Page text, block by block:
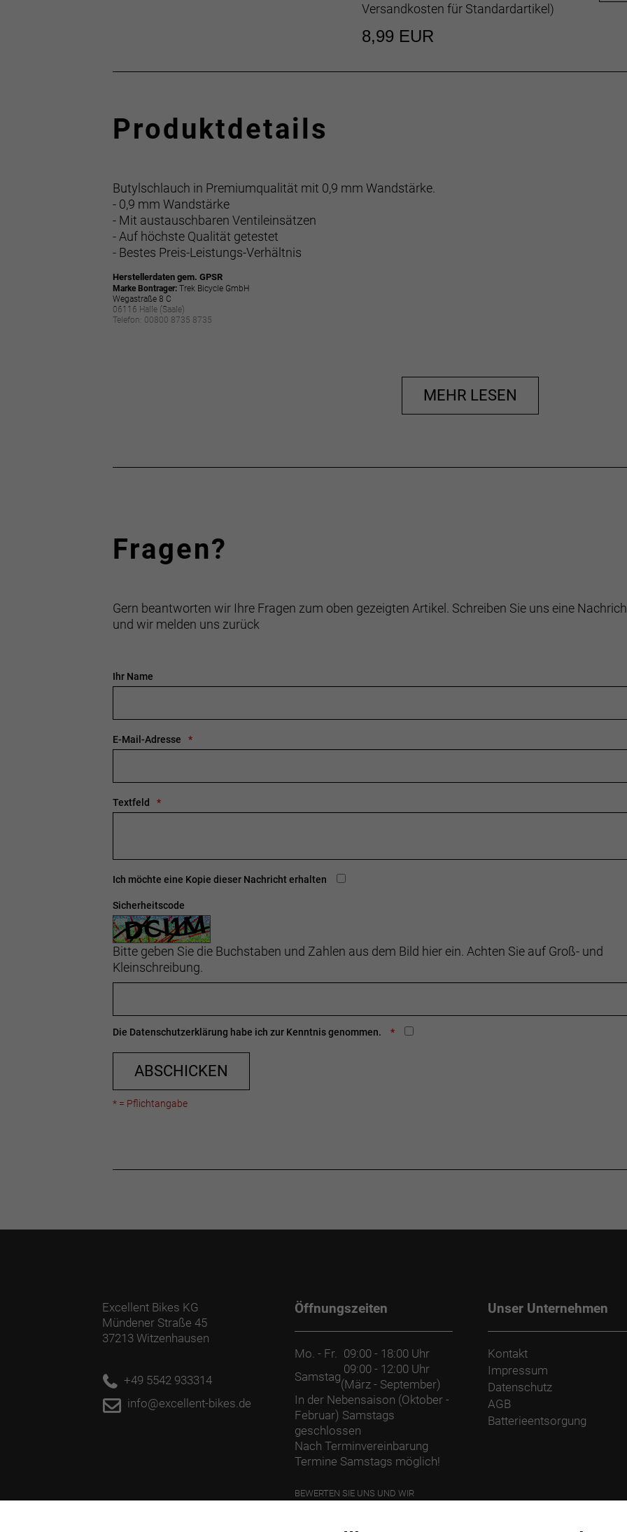
Versandkosten für Standardartikel)
8,99 EUR
Produktdetails
Butylschlauch in Premiumqualität mit 0,9 mm Wandstärke.
- 0,9 mm Wandstärke
- Mit austauschbaren Ventileinsätzen
- Auf höchste Qualität getestet
- Bestes Preis-Leistungs-Verhältnis
Herstellerdaten gem. GPSR
Marke Bontrager: Trek Bicycle GmbH
Wegastraße 8 C
06116 Halle (Saale)
Telefon: 00800 8735 8735
MEHR LESEN
Fragen?
Gern beantworten wir Ihre Fragen zum oben gezeigten Artikel. Schreiben Sie uns eine
und wir melden uns zurück
Ihr Name
E-Mail-Adresse
Textfeld
Ich möchte eine Kopie dieser Nachricht erhalten
Sicherheitscode
Bitte geben Sie die Buchstaben und Zahlen aus dem Bild hier ein. Achten Sie auf Groß- und
Kleinschreibung.
Die Datenschutzerklärung habe ich zur Kenntnis genommen.
ABSCHICKEN
* = Pflichtangabe
Excellent Bikes KG
Mündener Straße 45
37213 Witzenhausen
+49 5542 933314
info@excellent-bikes.de
Öffnungszeiten
Mo. - Fr. 09:00 - 18:00 Uhr
Samstag
09:00 - 12:00 Uhr
(März - September)
In der Nebensaison (Oktober -
Februar) Samstags
geschlossen
Nach Terminvereinbarung
Termine Samstags möglich!
BEWERTEN SIE UNS UND WIR
Unser Unternehmen
Kontakt
Impressum
Datenschutz
AGB
Batterieentsorgung